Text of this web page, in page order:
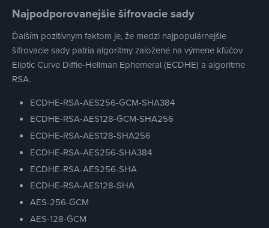
Najpodporovanejšie šifrovacie sady
Ďalším pozitívnym faktom je, že medzi najpopulárnejšie
šifrovacie sady patria algoritmy založené na výmene kľúčov
Eliptic Curve Diffie-Hellman Ephemeral (ECDHE) a algoritme
RSA.
ECDHE-RSA-AES256-GCM-SHA384
ECDHE-RSA-AES128-GCM-SHA256
ECDHE-RSA-AES128-SHA256
ECDHE-RSA-AES256-SHA384
ECDHE-RSA-AES256-SHA
ECDHE-RSA-AES128-SHA
AES-256-GCM
AES-128-GCM